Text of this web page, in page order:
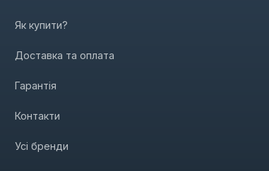
Як купити?
Доставка та оплата
Гарантія
Контакти
Усі бренди